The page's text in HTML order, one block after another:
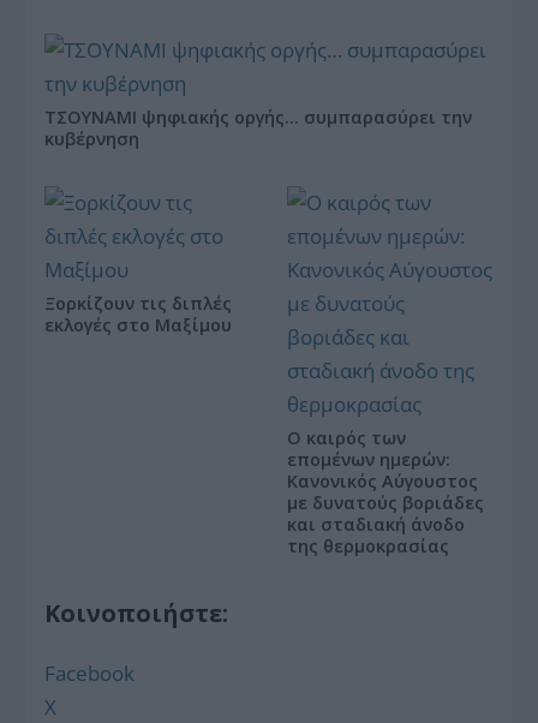
ΤΣΟΥΝΑΜΙ ψηφιακής οργής… συμπαρασύρει την
κυβέρνηση
Ξορκίζουν τις διπλές
εκλογές στο Μαξίμου
Ο καιρός των
επομένων ημερών:
Κανονικός Αύγουστος
με δυνατούς βοριάδες
και σταδιακή άνοδο
της θερμοκρασίας
Κοινοποιήστε:
Facebook
X